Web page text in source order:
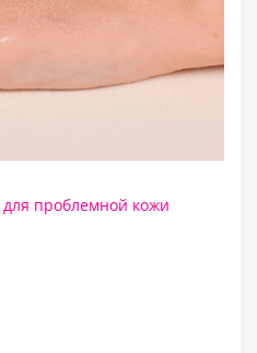
для проблемной кожи